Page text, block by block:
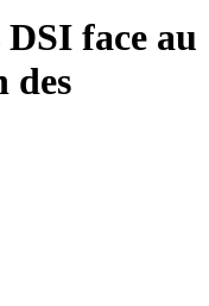
face au
des